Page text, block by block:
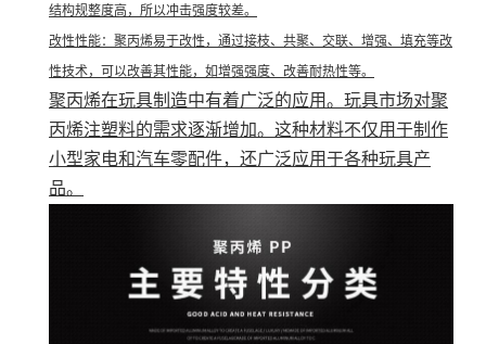
结构规整度高，所以冲击强度较差。
改性性能：聚丙烯易于改性，通过接枝、共聚、交联、增强、填充等改
性技术，可以改善其性能，如增强强度、改善耐热性等。
聚丙烯在玩具制造中有着广泛的应用。玩具市场对聚
丙烯注塑料的需求逐渐增加。这种材料不仅用于制作
小型家电和汽车零配件，还广泛应用于各种玩具产
品。